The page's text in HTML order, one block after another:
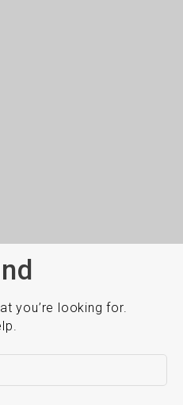
you’re looking for.